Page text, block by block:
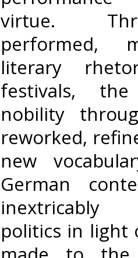
virtue.
performed,
literary
festivals,
nobility
reworked,
new
German
politics in light